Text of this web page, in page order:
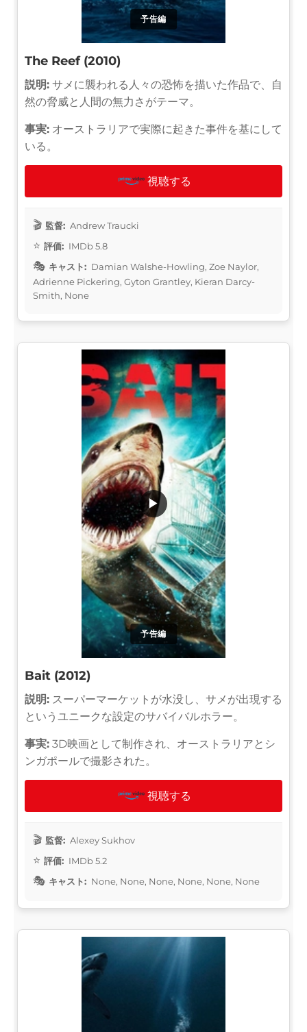
予告編
The Reef (2010)
説明: サメに襲われる人々の恐怖を描いた作品で、自
然の脅威と人間の無力さがテーマ。
事実: オーストラリアで実際に起きた事件を基にして
いる。
視聴する
監督: Andrew Traucki
評価: IMDb 5.8
キャスト: Damian Walshe-Howling, Zoe Naylor,
Adrienne Pickering, Gyton Grantley, Kieran Darcy-
Smith, None
予告編
▶
Bait (2012)
説明: スーパーマーケットが水没し、サメが出現する
というユニークな設定のサバイバルホラー。
事実: 3D映画として制作され、オーストラリアとシ
ンガポールで撮影された。
視聴する
監督: Alexey Sukhov
評価: IMDb 5.2
キャスト: None, None, None, None, None, None